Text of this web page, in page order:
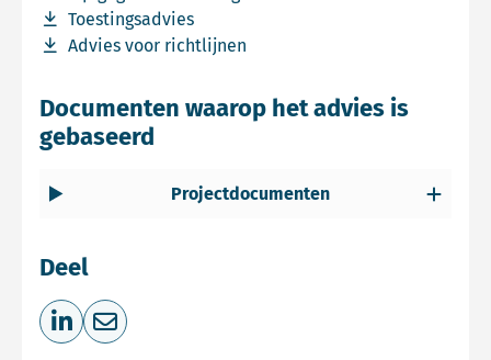
Toestingsadvies
Download bestand Toestingsadvies
Advies voor richtlijnen
Download bestand Advies voor richtlijnen
Documenten waarop het advies is
gebaseerd
Projectdocumenten
Deel
Deel op LinkedIn
Deel via e-mail